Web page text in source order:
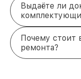
Выдаёте ли
Почему стоит
ремонта?